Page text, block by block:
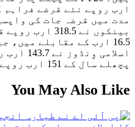
ارب روپے نئے قرضے
بینکوں نے
16.5 ارب کے مقابلے
اسلامی
پچھلے سال کے 151 ارب روپے سے کچھ کم ہیں۔
You May Also Like